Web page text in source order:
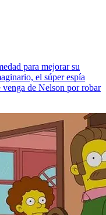
para mejorar su
el súper espía
de Nelson por robar